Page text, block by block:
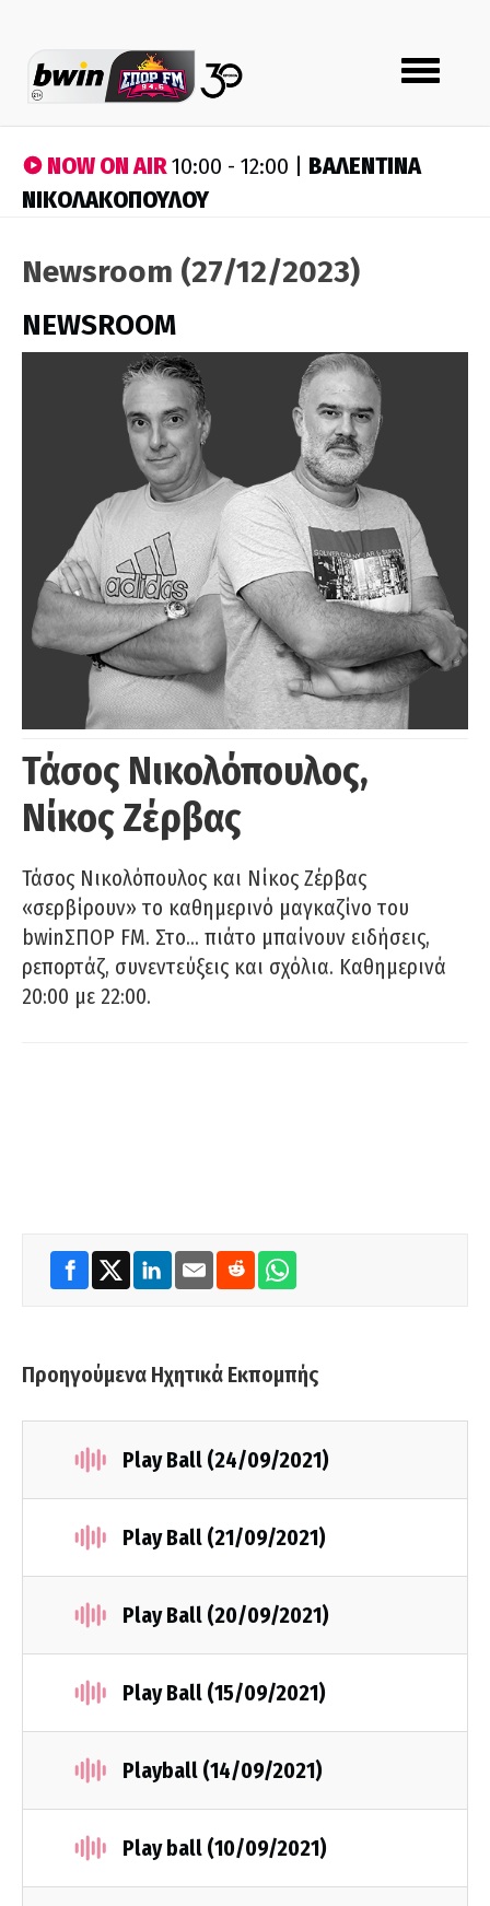
Toggle
navigation
NOW ON AIR10:00 - 12:00 | ΒΑΛΕΝΤΙΝΑ
ΝΙΚΟΛΑΚΟΠΟΥΛΟΥ
Newsroom (27/12/2023)
NEWSROOM
Τάσος Νικολόπουλος,
Νίκος Ζέρβας
Τάσος Νικολόπουλος και Νίκος Ζέρβας
«σερβίρουν» το καθημερινό μαγκαζίνο του
bwinΣΠΟΡ FM. Στο… πιάτο μπαίνουν ειδήσεις,
ρεπορτάζ, συνεντεύξεις και σχόλια. Καθημερινά
20:00 με 22:00.
Προηγούμενα Ηχητικά Εκπομπής
Play Ball (24/09/2021)
Play Ball (21/09/2021)
Play Ball (20/09/2021)
Play Ball (15/09/2021)
Playball (14/09/2021)
Play ball (10/09/2021)